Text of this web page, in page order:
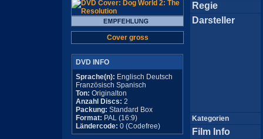
Cover gross
DVD INFO
Sprache(n): Englisch Deutsch
Französisch Spanisch
Ton: Originalton
Anzahl Discs: 2
Packung: Standard Box
Format: PAL (16:9)
Ländercode: 0 (Codefree)
Regie
Darsteller
Kategorien
Film Info